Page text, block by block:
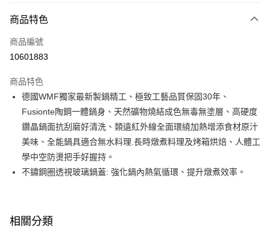
3 期 0 利率 每期
合作金庫商業銀行
上海商業儲蓄銀行
臺灣中小企業銀行
匯豐（台灣）商業銀行
華泰商業銀行
聯邦商業銀行
遠東國際商業銀行
元大商業銀行
永豐商業銀行
玉山商業銀行
星展（台灣）商業銀行
台灣樂天信用卡公司
合作金庫商業銀行
上海商業儲蓄銀行
國泰世華商業銀行
兆豐國際商業銀行
匯豐（台灣）商業銀行
華泰商業銀行
聯邦商業銀行
遠東國際商業銀行
元大商業銀行
永豐商業銀行
玉山商業銀行
台新國際商業銀行
中國信託商業銀行
即享券
LINE Pay
Apple Pay
街口支付
Google Pay
ATM付款
宅配
商品特色
商品編號
10601883
商品特色
德國WMF獨家最新製鍋精工、極致工藝品質保固30年、
Fusionte陶鋼一體鍋身、天然礦物燒結成色無毒無塗層、高硬度
鑽晶鍋面抗刮磨好清洗、類遠紅外線全面環繞加熱增添食材原汁
美味、全能鍋具適合無水料理.長時燉煮料理及烤箱烘焙、人體工
學中空防燙把手好握持。
不鏽鋼圈透視玻璃鍋蓋: 強化鍋內熱氣循環、提升燉煮效率。
相關分類